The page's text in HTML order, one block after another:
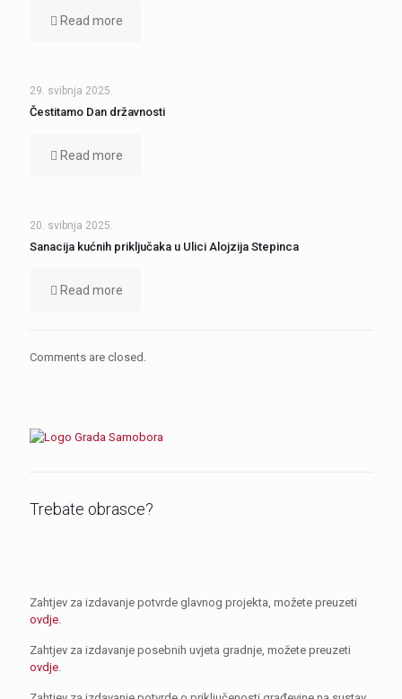
Read more
29. svibnja 2025.
Čestitamo Dan državnosti
Read more
20. svibnja 2025.
Sanacija kućnih priključaka u Ulici Alojzija Stepinca
Read more
Comments are closed.
Trebate obrasce?
Zahtjev za izdavanje potvrde glavnog projekta, možete preuzeti
ovdje.
Zahtjev za izdavanje posebnih uvjeta gradnje, možete preuzeti
ovdje.